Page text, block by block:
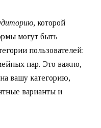
, которой
могут быть
пользователей:
пар. Это важно,
вашу категорию,
варианты и